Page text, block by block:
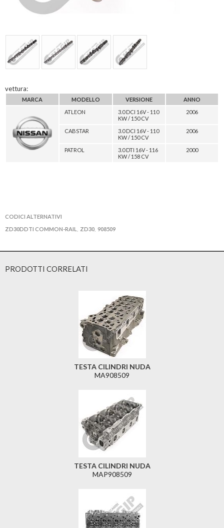
vettura:
MARCA MODELLO VERSIONE
ANNO
ATLEON
3.0 DCI 16V - 110
KW / 150 CV
2006
CABSTAR
3.0 DCI 16V - 110
KW / 150 CV
2006
PATROL
3.0 DTI 16V - 116
KW / 158 CV
2000
CODICI ALTERNATIVI
ZD30DDTI COMMON-RAIL
ZD30 908509
PRODOTTI CORRELATI
TESTA CILINDRI NUDA
MA908509
TESTA CILINDRI NUDA
MAP908509